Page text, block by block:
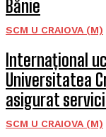
Bănie
SCM U CRAIOVA (M)
Internațional
Universitatea
asigurat
SCM U CRAIOVA (M)